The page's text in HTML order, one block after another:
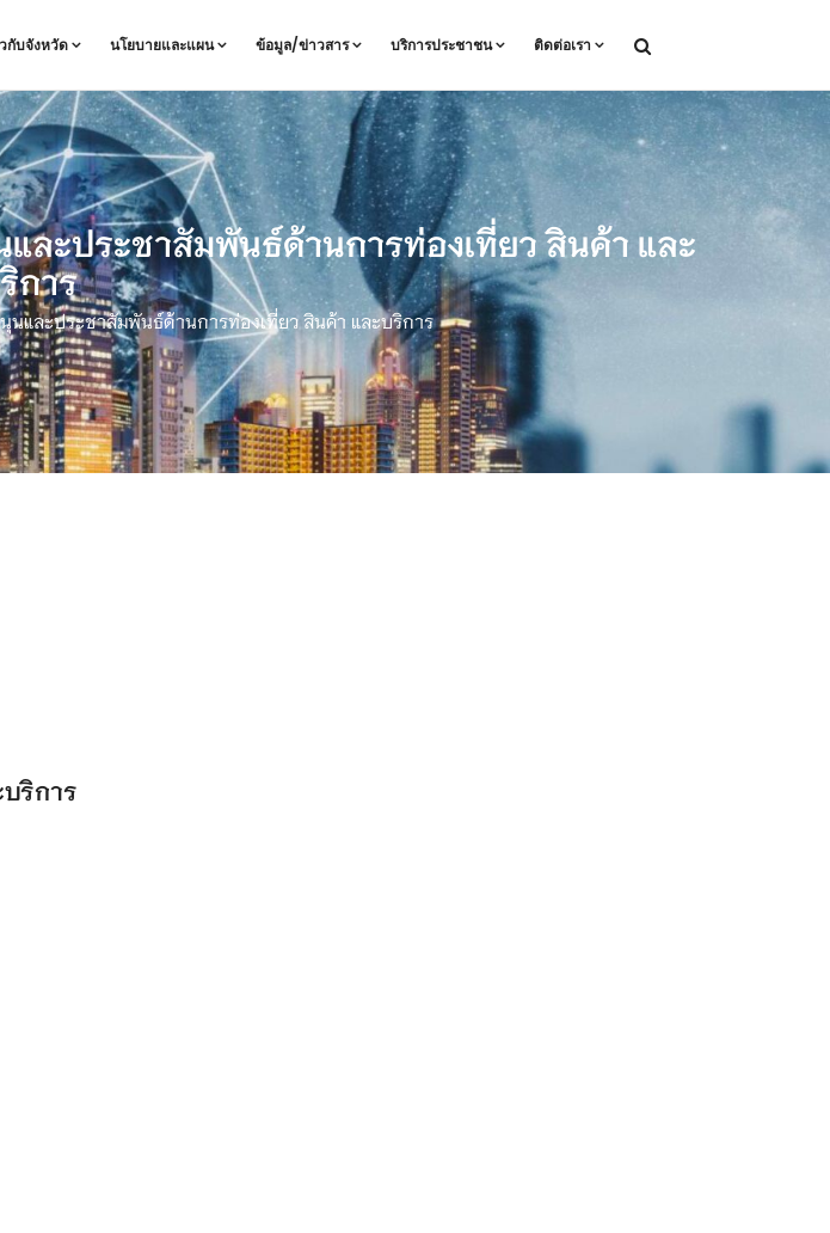
กับจังหวัด นโยบายและแผน ข้อมูล/ข่าวสาร บริการประชาชน ติดต่อเรา
ละประชาสัมพันธ์ด้านการท่องเที่ยว สินค้า และ
การ
นและประชาสัมพันธ์ด้านการท่องเที่ยว สินค้า และบริการ
ริการ